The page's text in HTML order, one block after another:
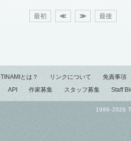
最初 ≪ ≫ 最後
TINAMIとは？ リンクについて
免責事項
API
作家募集 スタッフ募集 Staff
1996-2026